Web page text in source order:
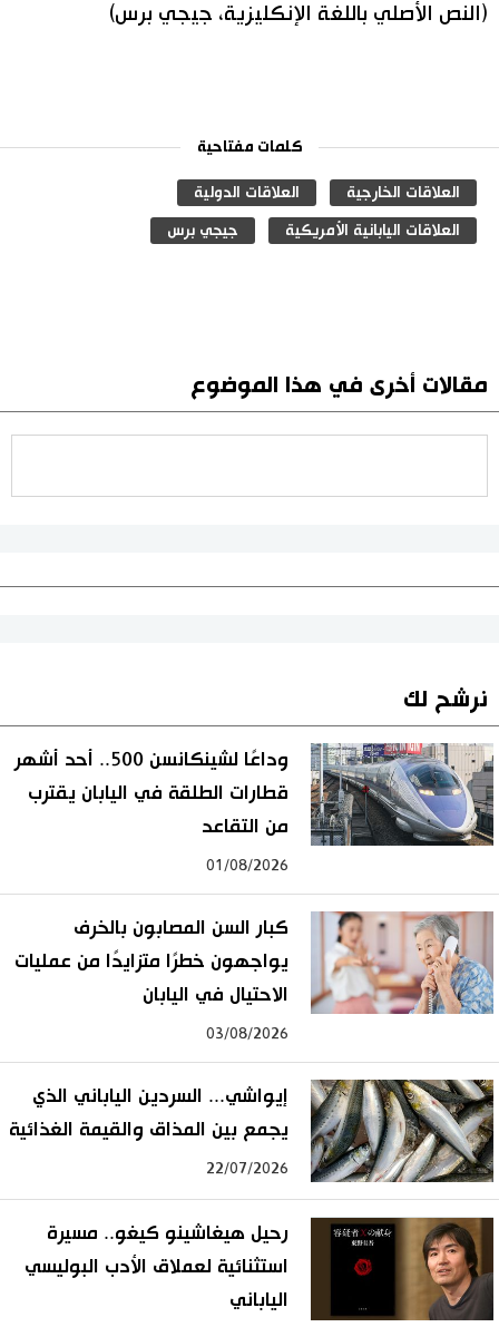
(النص الأصلي باللغة الإنكليزية، جيجي برس)
كلمات مفتاحية
العلاقات الخارجية العلاقات الدولية
العلاقات اليابانية الأمريكية جيجي برس
مقالات أخرى في هذا الموضوع
نرشح لك
وداعًا لشينكانسن 500.. أحد أشهر
قطارات الطلقة في اليابان يقترب
من التقاعد
01/08/2026
كبار السن المصابون بالخرف
يواجهون خطرًا متزايدًا من عمليات
الاحتيال في اليابان
03/08/2026
إيواشي... السردين الياباني الذي
يجمع بين المذاق والقيمة الغذائية
22/07/2026
رحيل هيغاشينو كيغو.. مسيرة
استثنائية لعملاق الأدب البوليسي
الياباني